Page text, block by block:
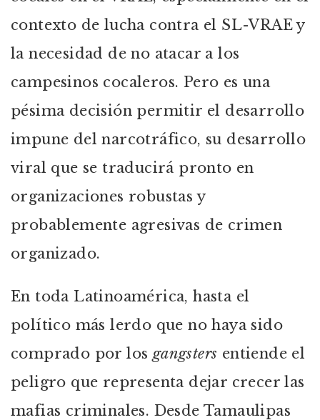
contexto de lucha contra el SL-VRAE y
la necesidad de no atacar a los
campesinos cocaleros. Pero es una
pésima decisión permitir el desarrollo
impune del narcotráfico, su desarrollo
viral que se traducirá pronto en
organizaciones robustas y
probablemente agresivas de crimen
organizado.
En toda Latinoamérica, hasta el
político más lerdo que no haya sido
comprado por los gangsters entiende el
peligro que representa dejar crecer las
mafias criminales. Desde Tamaulipas